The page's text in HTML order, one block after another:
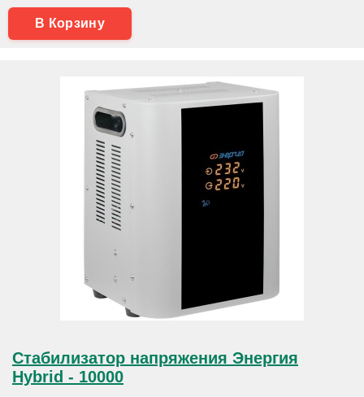
В Корзину
Стабилизатор напряжения Энергия
Hybrid - 10000